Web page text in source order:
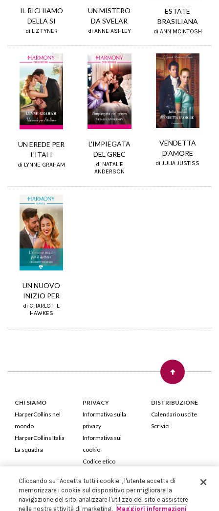
IL RICHIAMO
DELLA SI
di LIZ TYNER
UN MISTERO
DA SVELAR
di ANNE ASHLEY
ESTATE
BRASILIANA
di ANN MCINTOSH
UN EREDE PER
L'ITALI
di LYNNE GRAHAM
L'IMPIEGATA
DEL GREC
di NATALIE
ANDERSON
VENDETTA
D'AMORE
di JULIA JUSTISS
UN NUOVO
INIZIO PER
di CHARLOTTE
HAWKES
CHI SIAMO
HarperCollins nel
mondo
HarperCollins Italia
La squadra
PRIVACY
Informativa sulla
privacy
Informativa sui
cookie
Codice etico
DISTRIBUZIONE
Calendario uscite
Scrivici
HarperCollins Italia S.p.A. Viale Monte Nero, 84 - 20135 Milano
Cod. Fiscale e P.IVA 05946780151 - Capitale Sociale 258.250 €
Iscritta in Milano al Registro delle imprese nr.198004 e REA nr.1051898
Cliccando su “Accetta tutti i cookie”, l'utente accetta di
memorizzare i cookie sul dispositivo per migliorare la
navigazione del sito, analizzare l'utilizzo del sito e assistere
nelle nostre attività di marketing. Maggiori informazioni